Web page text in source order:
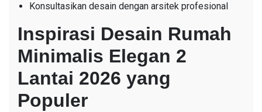
Konsultasikan desain dengan arsitek profesional
Inspirasi Desain Rumah
Minimalis Elegan 2
Lantai 2026 yang
Populer